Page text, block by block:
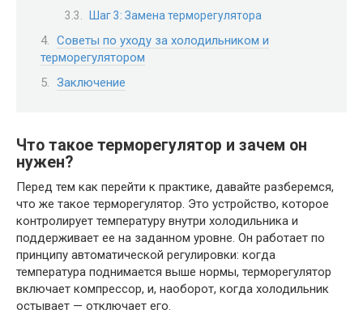
Шаг 3: Замена терморегулятора
Советы по уходу за холодильником и
терморегулятором
Заключение
Что такое терморегулятор и зачем он
нужен?
Перед тем как перейти к практике, давайте разберемся,
что же такое терморегулятор. Это устройство, которое
контролирует температуру внутри холодильника и
поддерживает ее на заданном уровне. Он работает по
принципу автоматической регулировки: когда
температура поднимается выше нормы, терморегулятор
включает компрессор, и, наоборот, когда холодильник
остывает — отключает его.